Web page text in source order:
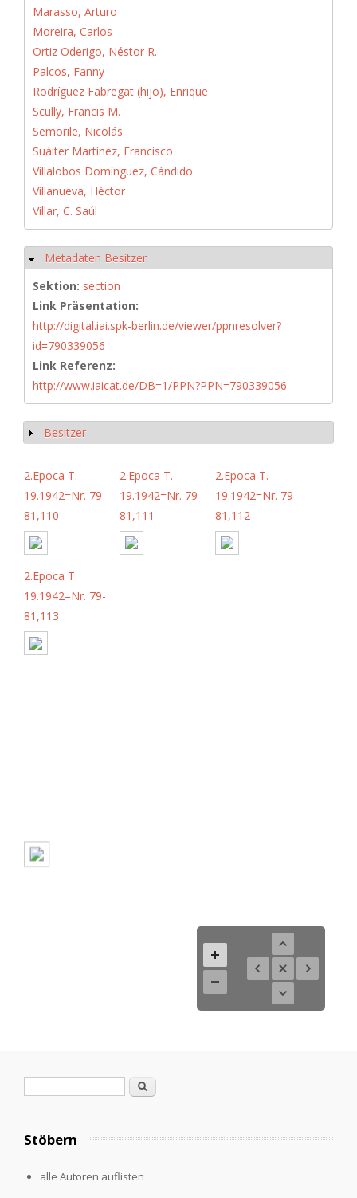
Marasso, Arturo
Moreira, Carlos
Ortiz Oderigo, Néstor R.
Palcos, Fanny
Rodríguez Fabregat (hijo), Enrique
Scully, Francis M.
Semorile, Nicolás
Suáiter Martínez, Francisco
Villalobos Domínguez, Cándido
Villanueva, Héctor
Villar, C. Saúl
Hide
Metadaten Besitzer
Sektion: section
Link Präsentation:
http://digital.iai.spk-berlin.de/viewer/ppnresolver?
id=790339056
Link Referenz:
http://www.iaicat.de/DB=1/PPN?PPN=790339056
Show
Besitzer
2.Epoca T.
19.1942=Nr. 79-
81,110
2.Epoca T.
19.1942=Nr. 79-
81,111
2.Epoca T.
19.1942=Nr. 79-
81,112
2.Epoca T.
19.1942=Nr. 79-
81,113
Search
Stöbern
alle Autoren auflisten